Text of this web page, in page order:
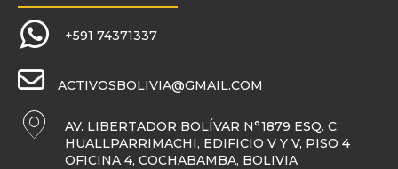
+591 74371337
ACTIVOSBOLIVIA@GMAIL.COM
AV. LIBERTADOR BOLÍVAR N°1879 ESQ. C.
HUALLPARRIMACHI, EDIFICIO V Y V, PISO 4
OFICINA 4, COCHABAMBA, BOLIVIA